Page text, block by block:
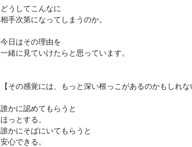
どうしてこんなに
相手次第になってしまうのか。
今日はその理由を
一緒に見ていけたらと思っています。
【その感覚には、もっと深い根っこがあるのかもしれな
誰かに認めてもらうと
ほっとする。
誰かにそばにいてもらうと
安心できる。